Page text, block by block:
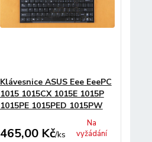
Klávesnice ASUS Eee EeePC
1015 1015CX 1015E 1015P
1015PE 1015PED 1015PW
465,00 Kč/ks
Na
vyžádání